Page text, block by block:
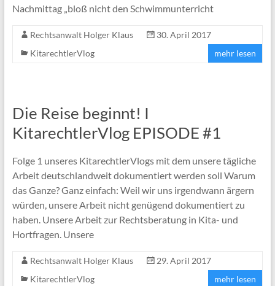
Nachmittag „bloß nicht den Schwimmunterricht
Rechtsanwalt Holger Klaus
30. April 2017
KitarechtlerVlog
mehr lesen
Die Reise beginnt! I
KitarechtlerVlog EPISODE #1
Folge 1 unseres KitarechtlerVlogs mit dem unsere tägliche
Arbeit deutschlandweit dokumentiert werden soll Warum
das Ganze? Ganz einfach: Weil wir uns irgendwann ärgern
würden, unsere Arbeit nicht genügend dokumentiert zu
haben. Unsere Arbeit zur Rechtsberatung in Kita- und
Hortfragen. Unsere
Rechtsanwalt Holger Klaus
29. April 2017
KitarechtlerVlog
mehr lesen